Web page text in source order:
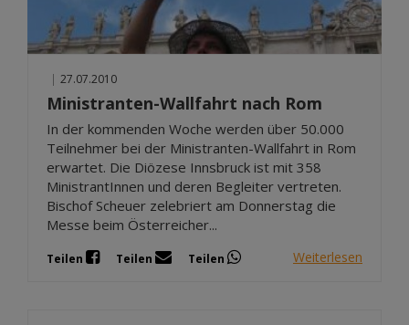
| 27.07.2010
Ministranten-Wallfahrt nach Rom
In der kommenden Woche werden über 50.000
Teilnehmer bei der Ministranten-Wallfahrt in Rom
erwartet. Die Diözese Innsbruck ist mit 358
MinistrantInnen und deren Begleiter vertreten.
Bischof Scheuer zelebriert am Donnerstag die
Messe beim Österreicher...
Teilen Teilen Teilen Weiterlesen